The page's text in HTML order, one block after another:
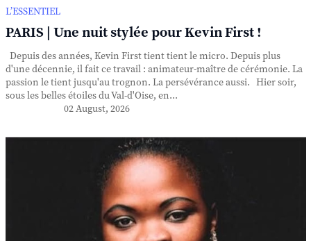
L’ESSENTIEL
PARIS | Une nuit stylée pour Kevin First !
Depuis des années, Kevin First tient tient le micro. Depuis plus
d'une décennie, il fait ce travail : animateur-maître de cérémonie. La
passion le tient jusqu'au trognon. La persévérance aussi. Hier soir,
sous les belles étoiles du Val-d'Oise, en...
02 August, 2026